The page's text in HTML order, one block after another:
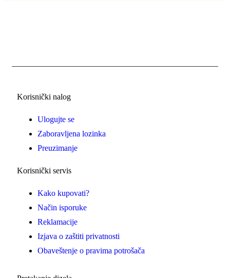
Korisnički nalog
Ulogujte se
Zaboravljena lozinka
Preuzimanje
Korisnički servis
Kako kupovati?
Način isporuke
Reklamacije
Izjava o zaštiti privatnosti
Obaveštenje o pravima potrošača